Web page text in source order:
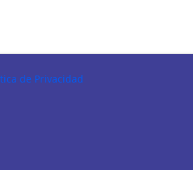
de Privacidad